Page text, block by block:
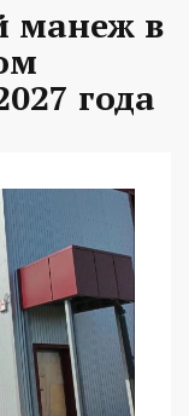
манеж в
года